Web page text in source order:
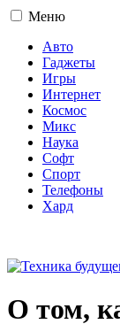
Меню
Авто
Гаджеты
Игры
Интернет
Космос
Микс
Наука
Софт
Спорт
Телефоны
Хард
О том,